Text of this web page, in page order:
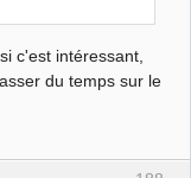
c'est intéressant,
du temps sur le